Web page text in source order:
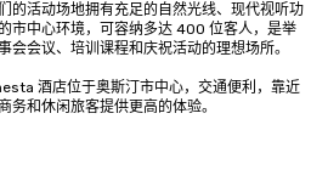
的活动场地拥有充足的自然光线、现代视听功
市中心环境，可容纳多达 400 位客人，是举
会会议、培训课程和庆祝活动的理想场所。
酒店位于奥斯汀市中心，交通便利，靠近
务和休闲旅客提供更高的体验。